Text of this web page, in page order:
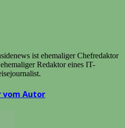
ist ehemaliger Chefredaktor
Redaktor eines IT-
vom Autor